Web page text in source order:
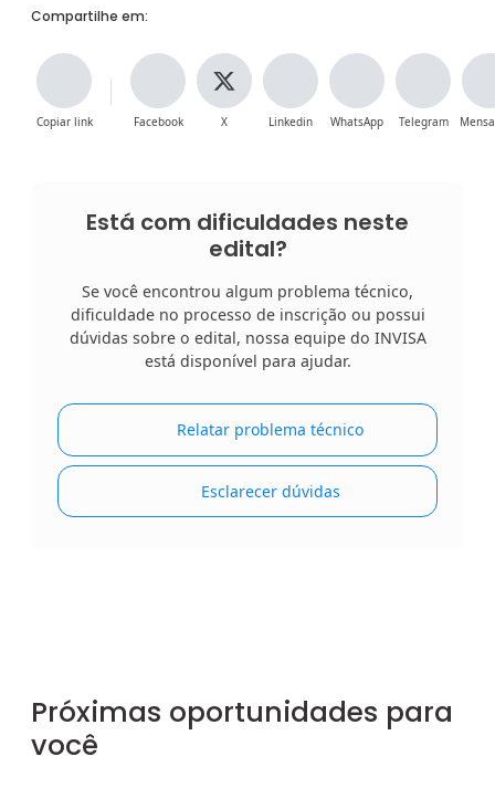
Compartilhe em:
Copiar link Facebook X Linkedin WhatsApp Telegram
Está com dificuldades neste
edital?
Se você encontrou algum problema técnico,
dificuldade no processo de inscrição ou possui
dúvidas sobre o edital, nossa equipe do INVISA
está disponível para ajudar.
Relatar problema técnico
Esclarecer dúvidas
Próximas oportunidades para
você